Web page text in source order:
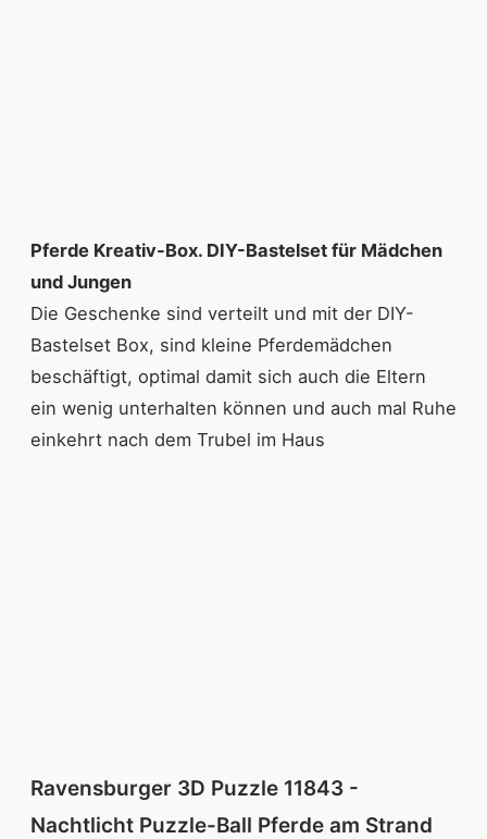
Pferde Kreativ-Box. DIY-Bastelset für Mädchen
und Jungen
Die Geschenke sind verteilt und mit der DIY-
Bastelset Box, sind kleine Pferdemädchen
beschäftigt, optimal damit sich auch die Eltern
ein wenig unterhalten können und auch mal Ruhe
einkehrt nach dem Trubel im Haus
Ravensburger 3D Puzzle 11843 -
Nachtlicht Puzzle-Ball Pferde am Strand